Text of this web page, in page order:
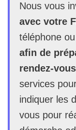
Nous vous
avec votre
téléphone
afin de
rendez-vous
services
indiquer les
vous pour